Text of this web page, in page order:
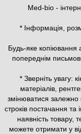
Med-bio -
* Інформація,
Будь-яке копіювання
попереднім
* Зверніть увагу:
матеріалів,
змінюватися залежно
строків постачання
наявність товару,
можете отримати у